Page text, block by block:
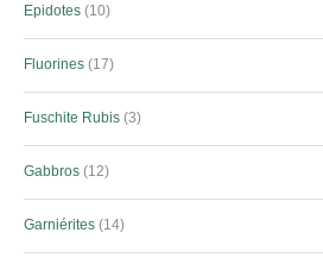
Epidotes 10
Fluorines 17
Fuschite Rubis 3
Gabbros 12
Garniérites 14